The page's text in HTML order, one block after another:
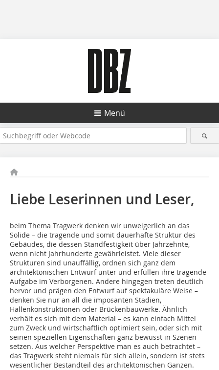
Menü
Liebe Leserinnen und Leser,
beim Thema Tragwerk denken wir unweigerlich an das
Solide – die tragende und somit dauerhafte Struktur des
Gebäudes, die dessen Standfestigkeit über Jahrzehnte,
wenn nicht Jahrhunderte gewährleistet. Viele dieser
Strukturen sind unauffällig, ordnen sich ganz dem
architektonischen Entwurf unter und erfüllen ihre tragende
Aufgabe im Verborgenen. Andere hingegen treten deutlich
hervor und prägen den Entwurf auf spektakuläre Weise –
denken Sie nur an all die imposanten Stadien,
Hallenkonstruktionen oder Brückenbauwerke. Ähnlich
verhält es sich mit dem Material – es kann einfach Mittel
zum Zweck und wirtschaftlich optimiert sein, oder sich mit
seinen speziellen Eigenschaften ganz bewusst in Szenen
setzen. Aus welcher Perspektive man es auch betrachtet –
das Tragwerk steht niemals für sich allein, sondern ist stets
wesentlicher Bestandteil des architektonischen Ganzen.